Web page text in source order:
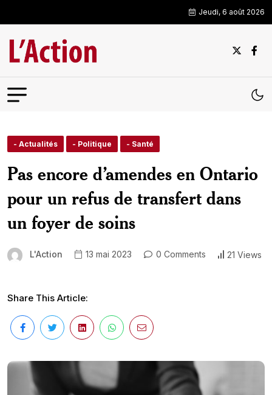
Jeudi, 6 août 2026
- Actualités - Politique - Santé
Pas encore d’amendes en Ontario
pour un refus de transfert dans
un foyer de soins
L'Action 13 mai 2023 0 Comments 21 Views
Share This Article: